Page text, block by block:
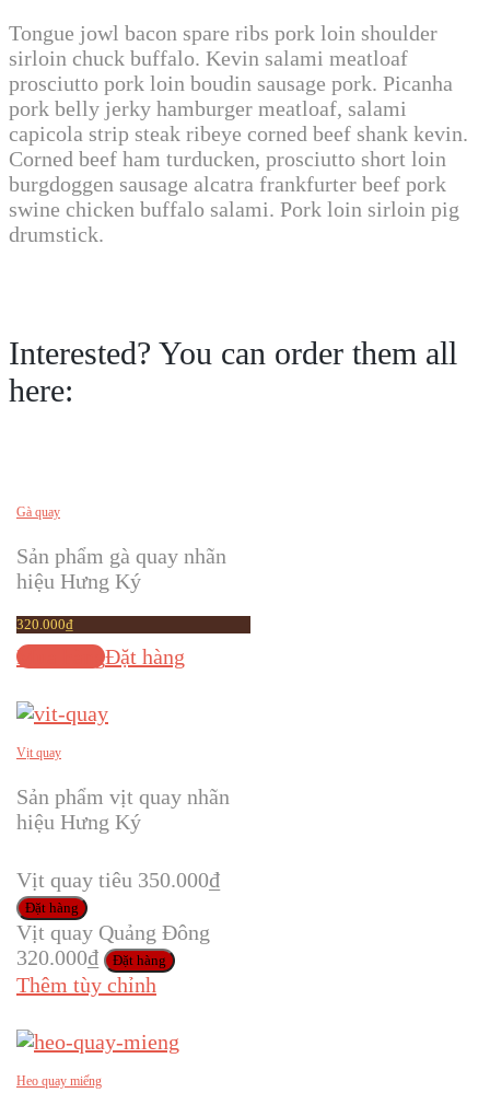
Tongue jowl bacon spare ribs pork loin shoulder
sirloin chuck buffalo. Kevin salami meatloaf
prosciutto pork loin boudin sausage pork. Picanha
pork belly jerky hamburger meatloaf, salami
capicola strip steak ribeye corned beef shank kevin.
Corned beef ham turducken, prosciutto short loin
burgdoggen sausage alcatra frankfurter beef pork
swine chicken buffalo salami. Pork loin sirloin pig
drumstick.
Interested? You can order them all
here:
Gà quay
Sản phẩm gà quay nhãn
hiệu Hưng Ký
320.000₫
Mua hàngĐặt hàng
Vịt quay
Sản phẩm vịt quay nhãn
hiệu Hưng Ký
Vịt quay tiêu 350.000₫
Đặt hàng
Vịt quay Quảng Đông
320.000₫ Đặt hàng
Thêm tùy chỉnh
Heo quay miếng